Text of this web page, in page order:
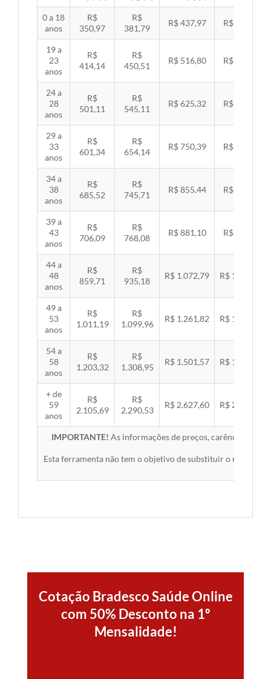
0 a 18
anos
R$
350,97
R$
381,79
R$ 437,97 R$ 451,33
19 a
23
anos
R$
414,14
R$
450,51
R$ 516,80 R$ 532,57
24 a
28
anos
R$
501,11
R$
545,11
R$ 625,32 R$ 644,40
29 a
33
anos
R$
601,34
R$
654,14
R$ 750,39 R$ 773,29
34 a
38
anos
R$
685,52
R$
745,71
R$ 855,44 R$ 881,54
39 a
43
anos
R$
706,09
R$
768,08
R$ 881,10 R$ 907,99
44 a
48
anos
R$
859,71
R$
935,18
R$ 1.072,79 R$ 1.105,53
49 a
53
anos
R$
1.011,19
R$
1.099,96
R$ 1.261,82 R$ 1.300,32
54 a
58
anos
R$
1.203,32
R$
1.308,95
R$ 1.501,57 R$ 1.547,38
+ de
59
anos
R$
2.105,69
R$
2.290,53
R$ 2.627,60 R$ 2.707,76
IMPORTANTE! As informações de preços, carências,
Esta ferramenta não tem o objetivo de substituir o material
Cotação Bradesco Saúde Online
com 50% Desconto na 1º
Mensalidade!